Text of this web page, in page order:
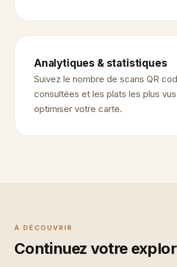
Analytiques & statistiques
Suivez le nombre de scans QR
consultées et les plats les plus
optimiser votre carte.
À DÉCOUVRIR
Continuez votre